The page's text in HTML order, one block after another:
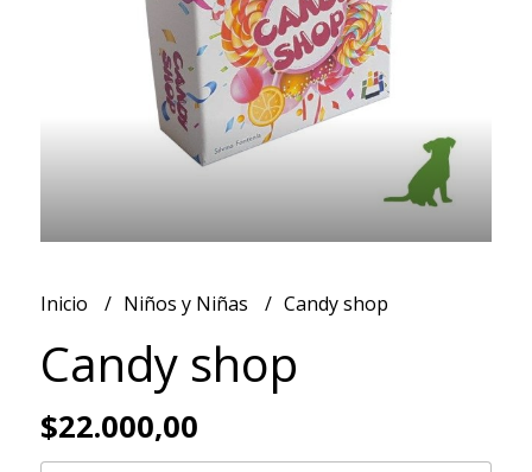
Inicio Niños y Niñas Candy shop
Candy shop
$22.000,00